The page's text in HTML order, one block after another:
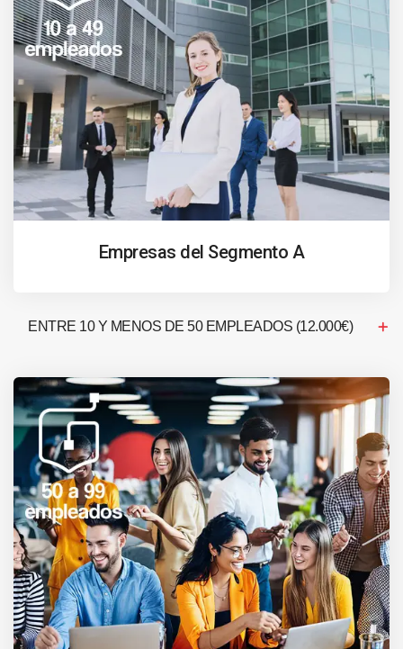
Empresas del Segmento A
ENTRE 10 Y MENOS DE 50 EMPLEADOS (12.000€)